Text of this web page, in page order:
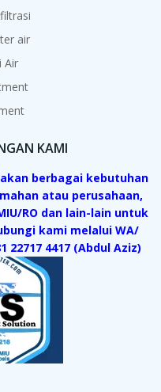
air
Air
KAMI
berbagai kebutuhan
atau perusahaan,
RO dan lain-lain untuk
kami melalui WA/
22717 4417 (Abdul Aziz)